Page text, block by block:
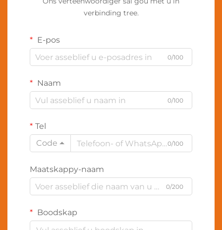
verbinding tree.
E-pos
0/100
Naam
0/100
Tel
Code
0/100
Maatskappy-naam
0/200
Boodskap